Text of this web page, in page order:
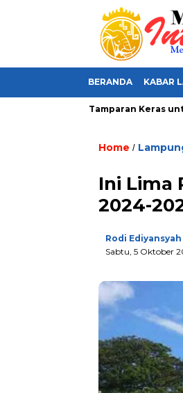
BERANDA KABAR
Politik, Tamparan Keras untuk
Home /
Ini Lima
2024-
Rodi Ediyansyah
Sabtu, 5 Oktober